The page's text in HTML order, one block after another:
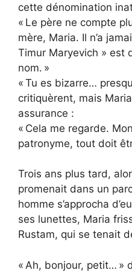
cette dénomination
« Le père ne compte
mère, Maria. Il n’a
Timur Maryevich » est
nom. »
« Tu es bizarre…
critiquèrent, mais
assurance :
« Cela me regarde.
patronyme, tout doit
Trois ans plus tard,
promenait dans un
homme s’approcha
ses lunettes, Maria
Rustam, qui se tenait
« Ah, bonjour, petit… »